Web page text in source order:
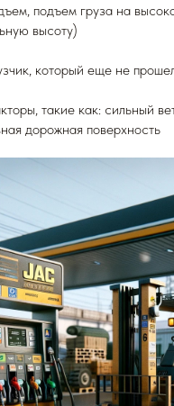
подъем груза на
высоту)
который еще не
такие как: сильный
дорожная поверхность